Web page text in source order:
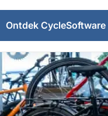
Ontdek CycleSoftware